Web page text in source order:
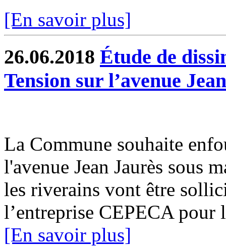
[En savoir plus]
26.06.2018 Étude de
Tension sur l’avenue
La Commune souhaite
l'avenue Jean Jaurès sous
les riverains vont être
l’entreprise CEPECA pour
[En savoir plus]